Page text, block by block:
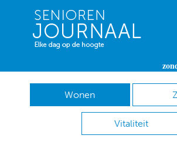
Wonen
Vitaliteit